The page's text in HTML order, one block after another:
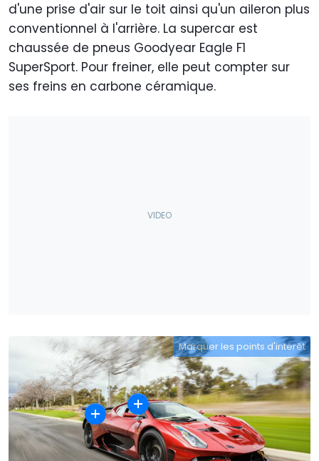
d'une prise d'air sur le toit ainsi qu'un aileron plus
conventionnel à l'arrière. La supercar est
chaussée de pneus Goodyear Eagle F1
SuperSport. Pour freiner, elle peut compter sur
ses freins en carbone céramique.
Marquer les points d'intérêt